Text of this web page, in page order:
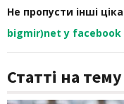
Не пропусти інші
bigmir)net у facebook
Статті на тему